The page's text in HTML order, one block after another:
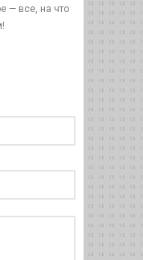
— все, на что